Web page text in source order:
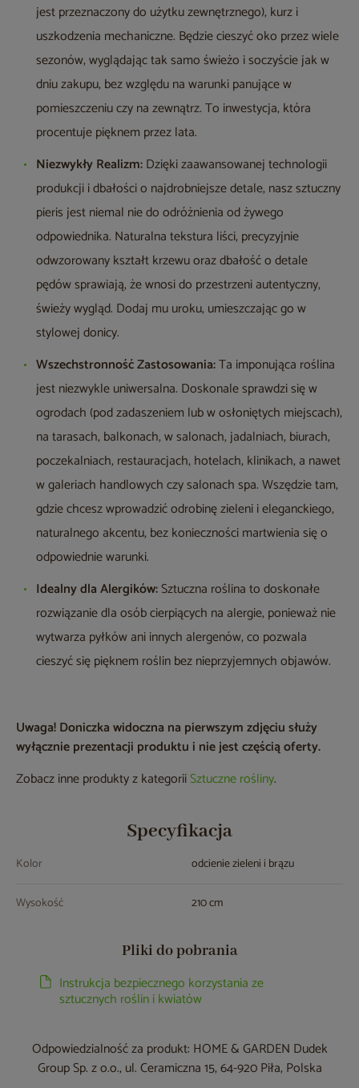
jest przeznaczony do użytku zewnętrznego), kurz i
uszkodzenia mechaniczne. Będzie cieszyć oko przez wiele
sezonów, wyglądając tak samo świeżo i soczyście jak w
dniu zakupu, bez względu na warunki panujące w
pomieszczeniu czy na zewnątrz. To inwestycja, która
procentuje pięknem przez lata.
Niezwykły Realizm:Dzięki zaawansowanej technologii
produkcji i dbałości o najdrobniejsze detale, nasz sztuczny
pieris jest niemal nie do odróżnienia od żywego
odpowiednika. Naturalna tekstura liści, precyzyjnie
odwzorowany kształt krzewu oraz dbałość o detale
pędów sprawiają, że wnosi do przestrzeni autentyczny,
świeży wygląd. Dodaj mu uroku, umieszczając go w
stylowej donicy.
Wszechstronność Zastosowania:Ta imponująca roślina
jest niezwykle uniwersalna. Doskonale sprawdzi się w
ogrodach (pod zadaszeniem lub w osłoniętych miejscach),
na tarasach, balkonach, w salonach, jadalniach, biurach,
poczekalniach, restauracjach, hotelach, klinikach, a nawet
w galeriach handlowych czy salonach spa. Wszędzie tam,
gdzie chcesz wprowadzić odrobinę zieleni i eleganckiego,
naturalnego akcentu, bez konieczności martwienia się o
odpowiednie warunki.
Idealny dla Alergików:Sztuczna roślina to doskonałe
rozwiązanie dla osób cierpiących na alergie, ponieważ nie
wytwarza pyłków ani innych alergenów, co pozwala
cieszyć się pięknem roślin bez nieprzyjemnych objawów.
Uwaga! Doniczka widoczna na pierwszym zdjęciu służy
wyłącznie prezentacji produktu i nie jest częścią oferty.
Zobacz inne produkty z kategoriiSztuczne rośliny.
Specyfikacja
Kolor odcienie zieleni i brązu
Wysokość 210 cm
Pliki do pobrania
Instrukcja bezpiecznego korzystania ze
sztucznych roślin i kwiatów
Odpowiedzialność za produkt: HOME & GARDEN Dudek
Group Sp. z o.o., ul. Ceramiczna 15, 64-920 Piła, Polska